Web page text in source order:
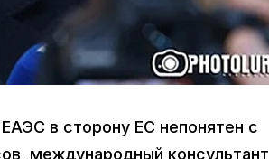
в сторону ЕС непонятен с
международный консультант